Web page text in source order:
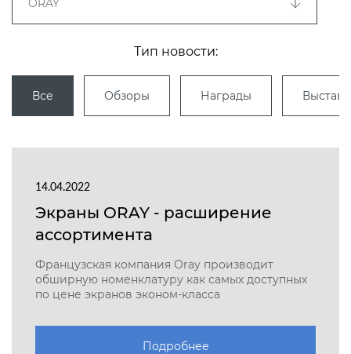
Тип новости:
Все Обзоры Награды
14.04.2022
Экраны ORAY - расширение
ассортимента
Французская компания Oray производит
обширную номенклатуру как самых доступных
по цене экранов эконом-класса
Подробнее